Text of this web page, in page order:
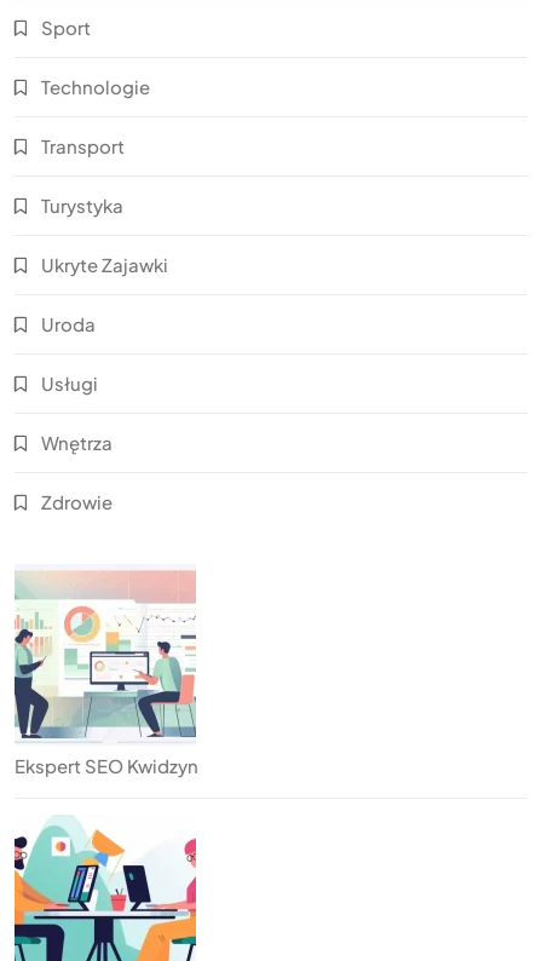
Sport
Technologie
Transport
Turystyka
Ukryte Zajawki
Uroda
Usługi
Wnętrza
Zdrowie
Ekspert SEO Kwidzyn